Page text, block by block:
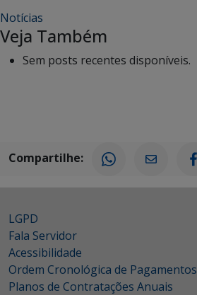
Notícias
Veja Também
Sem posts recentes disponíveis.
Compartilhe:
LGPD
Fala Servidor
Acessibilidade
Ordem Cronológica de Pagamentos
Planos de Contratações Anuais